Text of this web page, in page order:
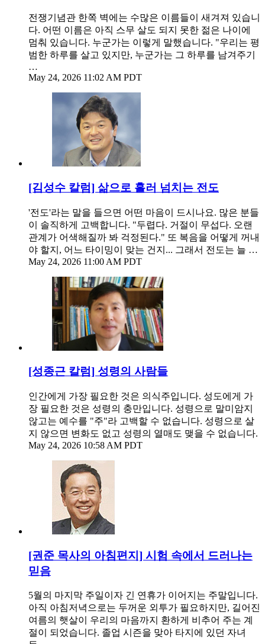
전쟁기념관 한쪽 벽에는 수많은 이름들이 새겨져 있습니
다. 어떤 이름은 아직 스무 살도 되지 못한 젊은 나이에
멈춰 있습니다. 누군가는 이렇게 말했습니다. "우리는 평
범한 하루를 살고 있지만, 누군가는 그 하루를 남겨주기
…
May 24, 2026 11:02 AM PDT
[김성수 칼럼] 삶으로 흘러 넘치는 전도
'전도'라는 말을 들으면 어떤 마음이 드시나요. 많은 분들
이 솔직하게 고백합니다. "두렵다. 거절이 무섭다. 오랜
관계가 어색해질까 봐 걱정된다." 또 복음을 어떻게 꺼내
야 할지, 어느 타이밍이 맞는 건지... 그래서 전도는 늘 …
May 24, 2026 11:00 AM PDT
[성종근 칼럼] 성령의 사람들
인간에게 가장 필요한 것은 의식주입니다. 성도에게 가
장 필요한 것은 성령의 충만입니다. 성령으로 말미암지
않고는 예수를 "주"라 고백할 수 없습니다. 성령으로 살
지 않으면 변화도 없고 성령의 열매도 맺을 수 없습니다.
May 24, 2026 10:58 AM PDT
[권준 목사의 아침편지] 시험 속에서 드러나는
믿음
5월의 마지막 주일이자 긴 연휴가 이어지는 주말입니다.
아직 아침저녁으로는 두꺼운 외투가 필요하지만, 길어진
여름의 햇살이 우리의 마음까지 환하게 비추어 주는 계
절이 되었습니다. 졸업 시즌을 맞아 타지에 있던 자녀